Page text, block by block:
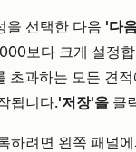
을 선택한 다음 '다
보다 크게 설정
초과하는 모든 견
됩니다.'저장'을 클
하려면 왼쪽 패널에